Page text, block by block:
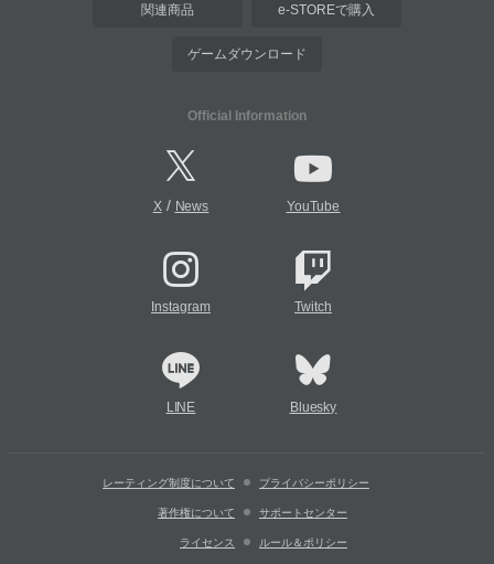
関連商品 e-STOREで購入
ゲームダウンロード
Official Information
X/ News YouTube
Instagram Twitch
LINE Bluesky
レーティング制度について プライバシーポリシー
著作権について サポートセンター
ライセンス ルール＆ポリシー